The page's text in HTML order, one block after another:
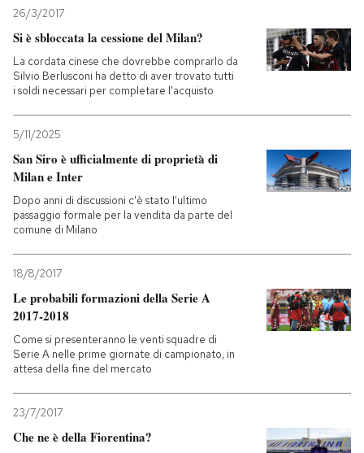
I MIEI PREFERITI
SHOP
AREA PERSONALE
Entra
26/3/2017
Si è sbloccata la cessione del Milan?
La cordata cinese che dovrebbe comprarlo da
Silvio Berlusconi ha detto di aver trovato tutti
i soldi necessari per completare l'acquisto
5/11/2025
San Siro è ufficialmente di proprietà di
Milan e Inter
Dopo anni di discussioni c'è stato l'ultimo
passaggio formale per la vendita da parte del
comune di Milano
18/8/2017
Le probabili formazioni della Serie A
2017-2018
Come si presenteranno le venti squadre di
Serie A nelle prime giornate di campionato, in
attesa della fine del mercato
23/7/2017
Che ne è della Fiorentina?